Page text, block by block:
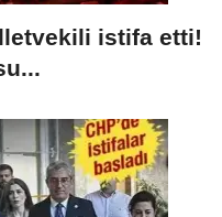
istifa etti!